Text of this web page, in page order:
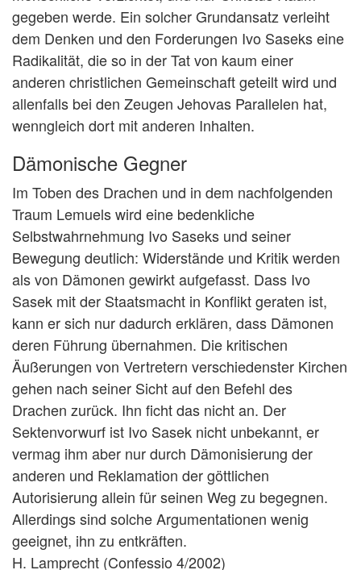
gegeben werde. Ein solcher Grundansatz verleiht
dem Denken und den Forderungen Ivo Saseks eine
Radikalität, die so in der Tat von kaum einer
anderen christlichen Gemeinschaft geteilt wird und
allenfalls bei den Zeugen Jehovas Parallelen hat,
wenngleich dort mit anderen Inhalten.
Dämonische Gegner
Im Toben des Drachen und in dem nachfolgenden
Traum Lemuels wird eine bedenkliche
Selbstwahrnehmung Ivo Saseks und seiner
Bewegung deutlich: Widerstände und Kritik werden
als von Dämonen gewirkt aufgefasst. Dass Ivo
Sasek mit der Staatsmacht in Konflikt geraten ist,
kann er sich nur dadurch erklären, dass Dämonen
deren Führung übernahmen. Die kritischen
Äußerungen von Vertretern verschiedenster Kirchen
gehen nach seiner Sicht auf den Befehl des
Drachen zurück. Ihn ficht das nicht an. Der
Sektenvorwurf ist Ivo Sasek nicht unbekannt, er
vermag ihm aber nur durch Dämonisierung der
anderen und Reklamation der göttlichen
Autorisierung allein für seinen Weg zu begegnen.
Allerdings sind solche Argumentationen wenig
geeignet, ihn zu entkräften.
H. Lamprecht (Confessio 4/2002)